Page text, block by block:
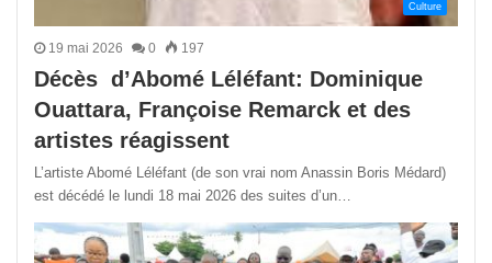
Culture
19 mai 2026 0 197
Décès d’Abomé Léléfant: Dominique
Ouattara, Françoise Remarck et des
artistes réagissent
L’artiste Abomé Léléfant (de son vrai nom Anassin Boris Médard)
est décédé le lundi 18 mai 2026 des suites d’un…